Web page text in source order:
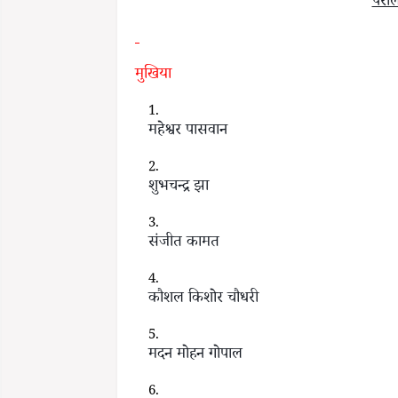
मुखिया
महेश्वर पासवान
शुभचन्द्र झा
संजीत कामत
कौशल किशोर चौधरी
मदन मोहन गोपाल